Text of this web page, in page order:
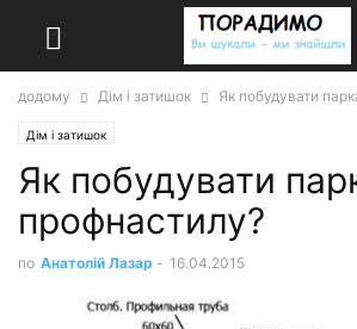
додому Дім і затишок Як побудувати
Дім і затишок
Як побудувати
профнастилу?
по Анатолій Лазар - 16.04.2015